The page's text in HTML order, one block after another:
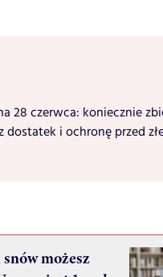
28 czerwca: koniecznie
dostatek i ochronę przed
możesz